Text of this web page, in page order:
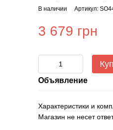
В наличии Артикул:
3 679 грн
Объявление
Характеристики и
Магазин не несет